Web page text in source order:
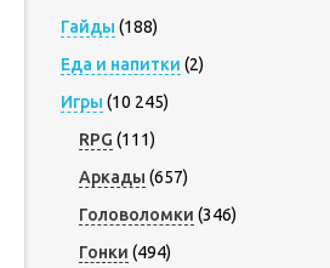
Гайды (188)
Еда и напитки (2)
Игры (10 245)
RPG (111)
Аркады (657)
Головоломки (346)
Гонки (494)